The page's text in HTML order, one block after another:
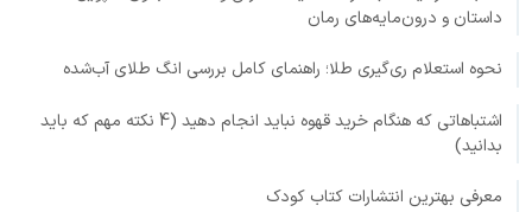
داستان و درون‌مایه‌های رمان
نحوه استعلام ری‌گیری طلا؛ راهنمای کامل بررسی انگ طلای آب‌شده
اشتباهاتی که هنگام خرید قهوه نباید انجام دهید (4 نکته مهم که باید
بدانید)
معرفی بهترین انتشارات کتاب کودک